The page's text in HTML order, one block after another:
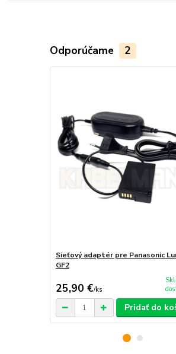
Odporúčame 2
Sieťový adaptér pre Panasonic
GF2
25,90 €/ks
Pridať do